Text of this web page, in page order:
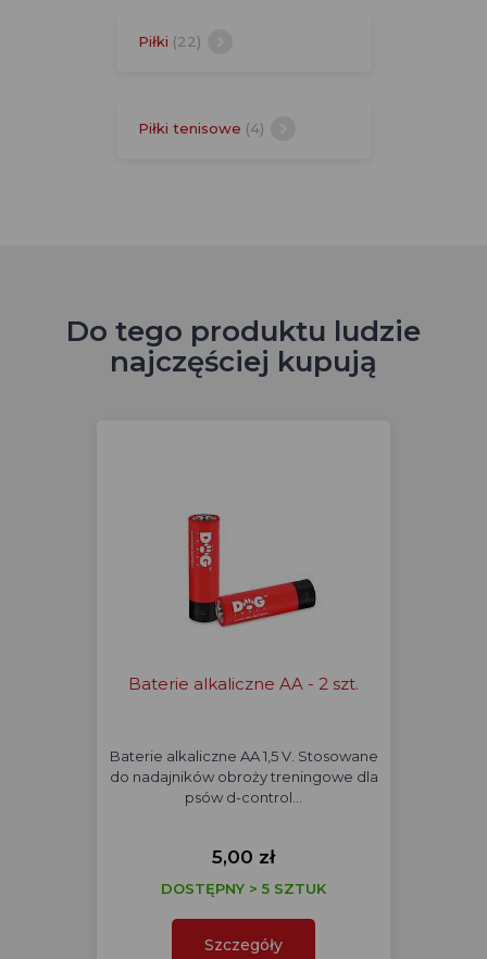
Piłki (22)
Piłki tenisowe (4)
Do tego produktu ludzie
najczęściej kupują
Baterie alkaliczne AA - 2 szt.
Baterie alkaliczne AA 1,5 V. Stosowane
do nadajników obroży treningowe dla
psów d-control…
5,00 zł
DOSTĘPNY > 5 SZTUK
Szczegóły